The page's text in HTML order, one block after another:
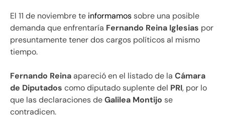
El 11 de noviembre te informamossobre una posible
demanda que enfrentaría Fernando Reina Iglesias por
presuntamente tener dos cargos políticos al mismo
tiempo.
Fernando Reinaapareció en el listado de la Cámara
de Diputados como diputado suplente del PRI, por lo
que las declaraciones deGalilea Montijo se
contradicen.